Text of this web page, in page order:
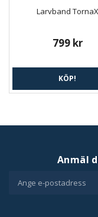
Larvband TornaX
799 kr
KÖP!
Anmäl